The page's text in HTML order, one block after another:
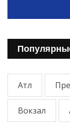
Атл
Вокзал